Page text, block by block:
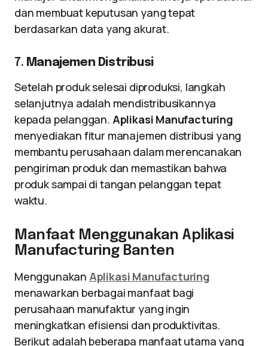
dan membuat keputusan yang tepat
berdasarkan data yang akurat.
7. Manajemen Distribusi
Setelah produk selesai diproduksi, langkah
selanjutnya adalah mendistribusikannya
kepada pelanggan. Aplikasi Manufacturing
menyediakan fitur manajemen distribusi yang
membantu perusahaan dalam merencanakan
pengiriman produk dan memastikan bahwa
produk sampai di tangan pelanggan tepat
waktu.
Manfaat Menggunakan Aplikasi
Manufacturing Banten
Menggunakan Aplikasi Manufacturing
menawarkan berbagai manfaat bagi
perusahaan manufaktur yang ingin
meningkatkan efisiensi dan produktivitas.
Berikut adalah beberapa manfaat utama yang